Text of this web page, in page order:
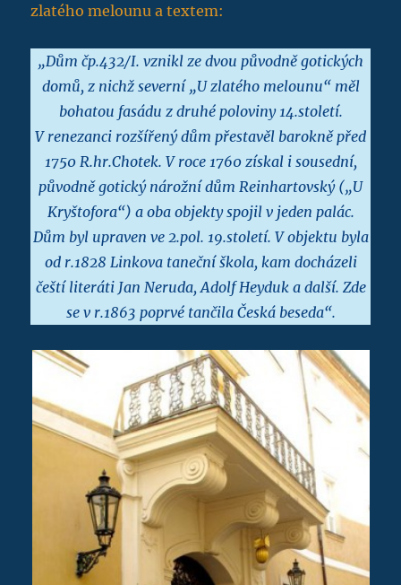
zlatého melounu a textem:
„Dům čp.432/I. vznikl ze dvou původně gotických
domů, z nichž severní „U zlatého melounu“ měl
bohatou fasádu z druhé poloviny 14.století.
V renezanci rozšířený dům přestavěl barokně před
1750 R.hr.Chotek. V roce 1760 získal i sousední,
původně gotický nárožní dům Reinhartovský („U
Kryštofora“) a oba objekty spojil v jeden palác.
Dům byl upraven ve 2.pol. 19.století. V objektu byla
od r.1828 Linkova taneční škola, kam docházeli
čeští literáti Jan Neruda, Adolf Heyduk a další. Zde
se v r.1863 poprvé tančila Česká beseda“.